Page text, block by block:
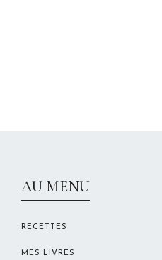
AU MENU
RECETTES
MES LIVRES